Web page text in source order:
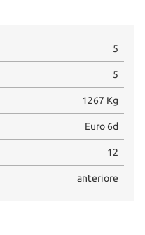
5
5
1267 Kg
Euro 6d
12
anteriore